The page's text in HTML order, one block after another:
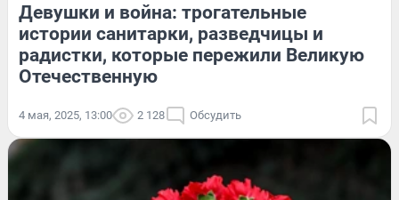
Девушки и война: трогательные
истории санитарки, разведчицы и
радистки, которые пережили Великую
Отечественную
4 мая, 2025, 13:00 2 128 Обсудить